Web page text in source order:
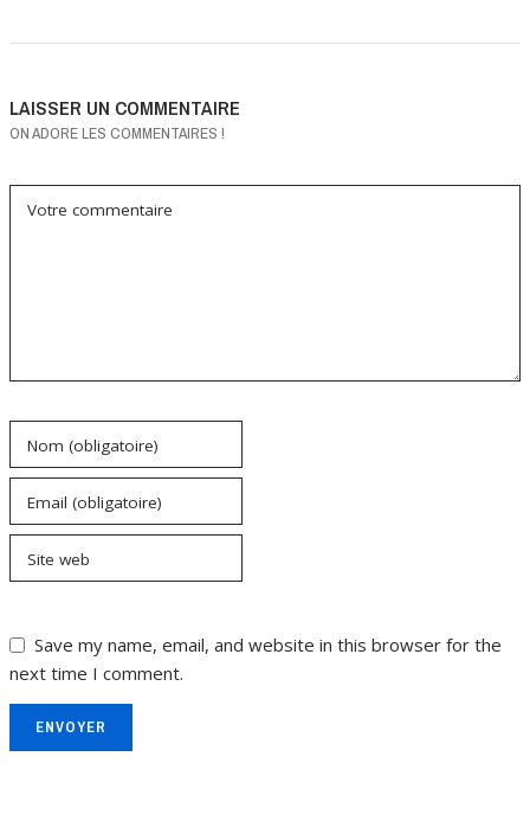
LAISSER UN COMMENTAIRE
ON ADORE LES COMMENTAIRES !
Votre commentaire
Nom (obligatoire)
Email (obligatoire)
Site web
Save my name, email, and website in this browser for the
next time I comment.
ENVOYER